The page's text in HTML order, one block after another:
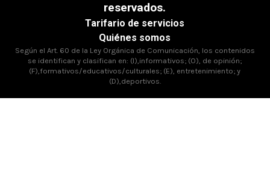
reservados.
Tarifario de servicios
Quiénes somos
Según el Art. 60 de la Ley Orgánica de Comunicación, los contenidos
se identifican y clasifican en: (I),informativos; (O), de opinión;
(F),formativos/educativos/culturales; (E), entretenimiento; y
(D),deportivos.